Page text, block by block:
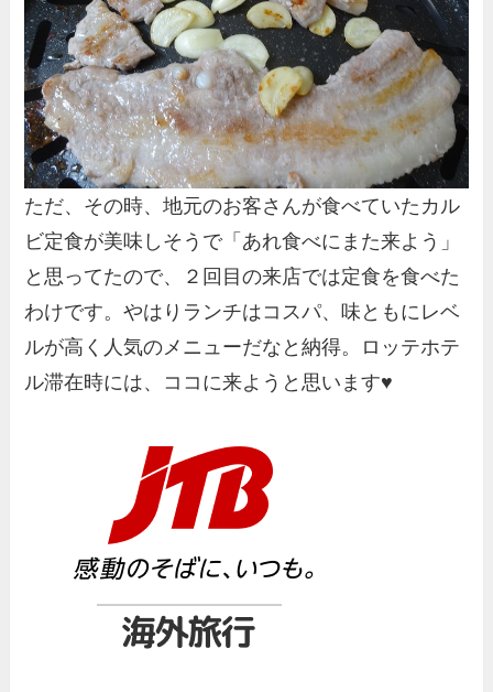
ただ、その時、地元のお客さんが食べていたカル
ビ定食が美味しそうで「あれ食べにまた来よう」
と思ってたので、２回目の来店では定食を食べた
わけです。やはりランチはコスパ、味ともにレベ
ルが高く人気のメニューだなと納得。ロッテホテ
ル滞在時には、ココに来ようと思います♥